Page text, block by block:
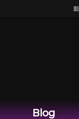
Blog